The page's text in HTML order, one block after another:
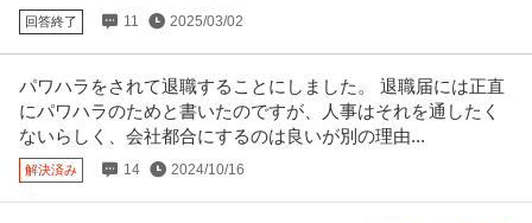
回答終了 11 2025/03/02
パワハラをされて退職することにしました。 退職届には正直
にパワハラのためと書いたのですが、人事はそれを通したく
ないらしく、会社都合にするのは良いが別の理由...
解決済み 14 2024/10/16